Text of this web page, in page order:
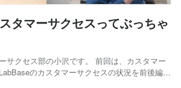
タマーサクセスってぶっちゃ
サクセス部の小沢です。 前回は、カスタマー
のカスタマーサクセスの状況を前後編に